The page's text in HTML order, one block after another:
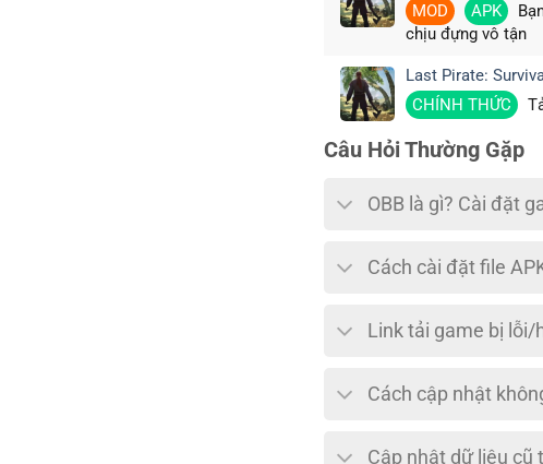
MOD APK
chịu đựng vô tận
Last Pirate:
CHÍNH THỨC
Câu Hỏi Thường Gặp
OBB là gì? Cài đặt
Cách cài đặt file
Link tải game bị
Cách cập nhật
Cập nhật dữ liệu cũ